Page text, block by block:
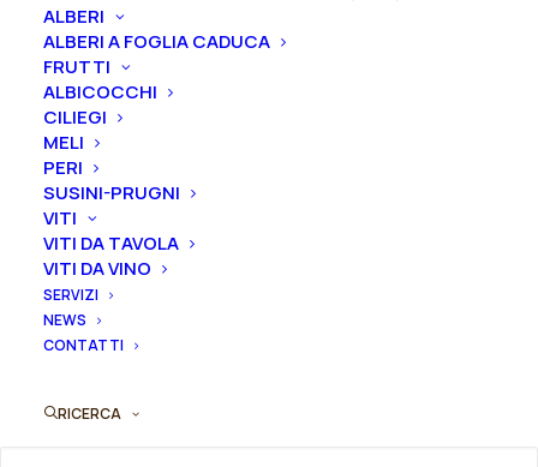
ALBERI
ALBERI A FOGLIA CADUCA
FRUTTI
ALBICOCCHI
CILIEGI
MELI
PERI
SUSINI-PRUGNI
VITI
VITI DA TAVOLA
VITI DA VINO
SERVIZI
NEWS
CONTATTI
RICERCA
Peonia
lactiflora
"Nellie
Saylor"
quantità
Ordina subito questo prodotto!
Puoi acquistare ora questo prodotto contattandoci e
indicando la dimensione del vaso desiderata e la
quantità